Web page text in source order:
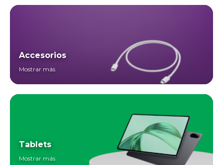
Accesorios
Mostrar más
Tablets
Mostrar más